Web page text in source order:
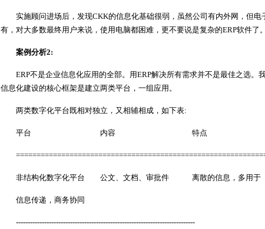
实施顾问进场后，发现CKK的信息化基础很弱，虽然公司有内外网，但电
有，对大多数最终用户来说，使用电脑都困难，更不要说是复杂的ERP软件了。
案例分析2:
ERP不是企业信息化应用的全部。用ERP解决所有需求并不是最佳之选。
信息化建设的核心框架是建立两类平台，一组应用。
两类数字化平台既相对独立，又相辅相成，如下表:
平台 内容 特点
非结构化数字化平台 公文、文档、审批件 离散的信息，多用于
信息传递，商务协同
----------------------------------------------------------------------------